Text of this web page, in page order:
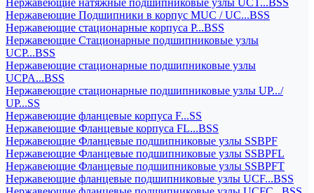
Нержавеющие натяжные подшипниковые узлы UCT...BSS
Нержавеющие Подшипники в корпус MUC / UC...BSS
Нержавеющие стационарные корпуса P...BSS
Нержавеющие Стационарные подшипниковые узлы
UCP...BSS
Нержавеющие стационарные подшипниковые узлы
UCPA...BSS
Нержавеющие стационарные подшипниковые узлы UP.../
UP...SS
Нержавеющие фланцевые корпуса F...SS
Нержавеющие Фланцевые корпуса FL...BSS
Нержавеющие Фланцевые подшипниковые узлы SSBPF
Нержавеющие Фланцевые подшипниковые узлы SSBPFL
Нержавеющие Фланцевые подшипниковые узлы SSBPFT
Нержавеющие фланцевые подшипниковые узлы UCF...BSS